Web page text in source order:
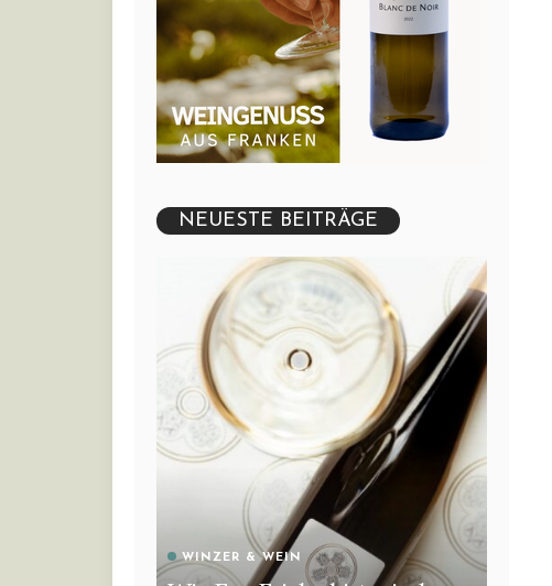
NEUESTE BEITRÄGE
WINZER & WEIN